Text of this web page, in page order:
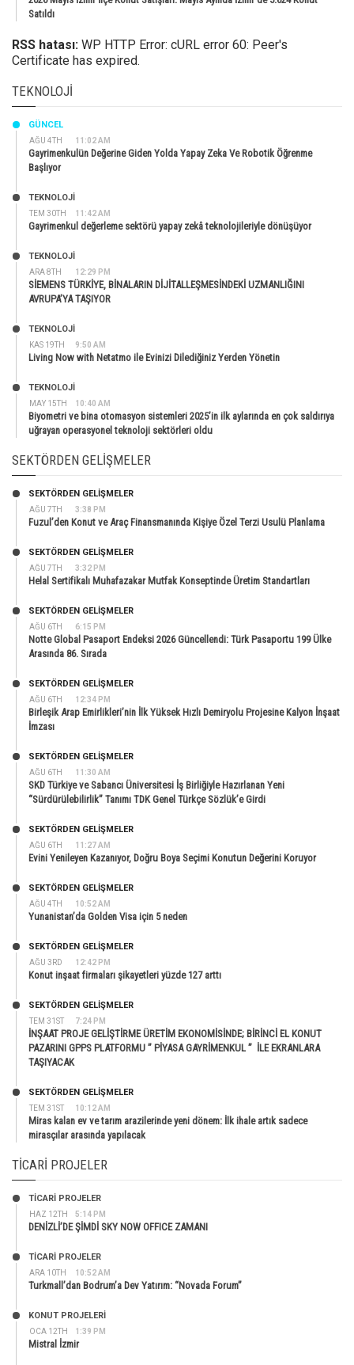
Satıldı
RSS hatası: WP HTTP Error: cURL error 60: Peer's
Certificate has expired.
TEKNOLOJI
AĞU 4TH 11:02 AM
GÜNCEL
Gayrimenkulün Değerine Giden Yolda Yapay Zeka Ve Robotik Öğrenme
Başlıyor
TEM 30TH 11:42 AM
TEKNOLOJİ
Gayrimenkul değerleme sektörü yapay zekâ teknolojileriyle dönüşüyor
ARA 8TH 12:29 PM
TEKNOLOJİ
SİEMENS TÜRKİYE, BİNALARIN DİJİTALLEŞMESİNDEKİ UZMANLIĞINI
AVRUPA’YA TAŞIYOR
KAS 19TH 9:50 AM
TEKNOLOJİ
Living Now with Netatmo ile Evinizi Dilediğiniz Yerden Yönetin
MAY 15TH 10:40 AM
TEKNOLOJİ
Biyometri ve bina otomasyon sistemleri 2025’in ilk aylarında en çok saldırıya
uğrayan operasyonel teknoloji sektörleri oldu
SEKTÖRDEN GELIŞMELER
AĞU 7TH 3:38 PM
SEKTÖRDEN GELIŞMELER
Fuzul’den Konut ve Araç Finansmanında Kişiye Özel Terzi Usulü Planlama
AĞU 7TH 3:32 PM
SEKTÖRDEN GELIŞMELER
Helal Sertifikalı Muhafazakar Mutfak Konseptinde Üretim Standartları
AĞU 6TH 6:15 PM
SEKTÖRDEN GELIŞMELER
Notte Global Pasaport Endeksi 2026 Güncellendi: Türk Pasaportu 199 Ülke
Arasında 86. Sırada
AĞU 6TH 12:34 PM
SEKTÖRDEN GELIŞMELER
Birleşik Arap Emirlikleri’nin İlk Yüksek Hızlı Demiryolu Projesine Kalyon İnşaat
İmzası
AĞU 6TH 11:30 AM
SEKTÖRDEN GELIŞMELER
SKD Türkiye ve Sabancı Üniversitesi İş Birliğiyle Hazırlanan Yeni
“Sürdürülebilirlik” Tanımı TDK Genel Türkçe Sözlük’e Girdi
AĞU 6TH 11:27 AM
SEKTÖRDEN GELIŞMELER
Evini Yenileyen Kazanıyor, Doğru Boya Seçimi Konutun Değerini Koruyor
AĞU 4TH 10:52 AM
SEKTÖRDEN GELIŞMELER
Yunanistan’da Golden Visa için 5 neden
AĞU 3RD 12:42 PM
SEKTÖRDEN GELIŞMELER
Konut inşaat firmaları şikayetleri yüzde 127 arttı
TEM 31ST 7:24 PM
SEKTÖRDEN GELIŞMELER
İNŞAAT PROJE GELİŞTİRME ÜRETİM EKONOMİSİNDE; BİRİNCİ EL KONUT
PAZARINI GPPS PLATFORMU ” PİYASA GAYRİMENKUL ” İLE EKRANLARA
TAŞIYACAK
TEM 31ST 10:12 AM
SEKTÖRDEN GELIŞMELER
Miras kalan ev ve tarım arazilerinde yeni dönem: İlk ihale artık sadece
mirasçılar arasında yapılacak
TICARI PROJELER
HAZ 12TH 5:14 PM
TİCARİ PROJELER
DENİZLİ’DE ŞİMDİ SKY NOW OFFICE ZAMANI
ARA 10TH 10:52 AM
TİCARİ PROJELER
Turkmall’dan Bodrum’a Dev Yatırım: “Novada Forum”
OCA 12TH 1:39 PM
KONUT PROJELERI
Mistral İzmir